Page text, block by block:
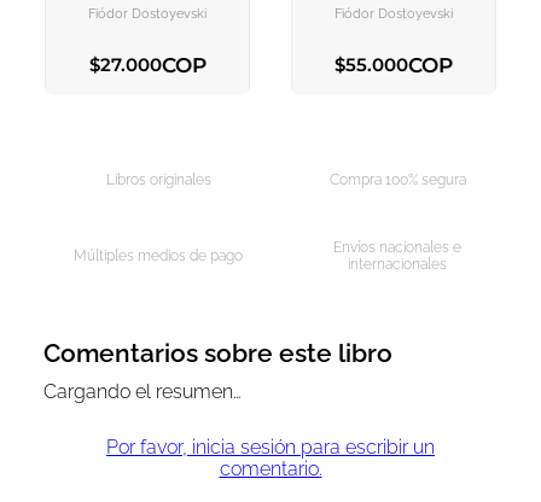
Fiódor Dostoyevski
$27.000COP
Fiódor Dostoyevski
$55.000COP
Libros originales Compra 100% segura
Múltiples medios de pago
Envíos nacionales e
internacionales
Comentarios sobre este libro
Cargando el resumen…
Por favor, inicia sesión para escribir un
comentario.